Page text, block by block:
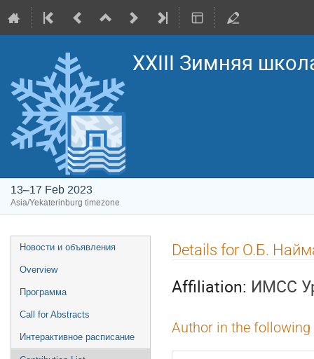
XXIII Зимняя
13–17 Feb 2023
Asia/Yekaterinburg timezone
Event
menu
Новости и объявления
Overview
Программа
Call for Abstracts
Интерактивное расписание
Details for О.Б.
Affiliation: ИМСС
Author in the